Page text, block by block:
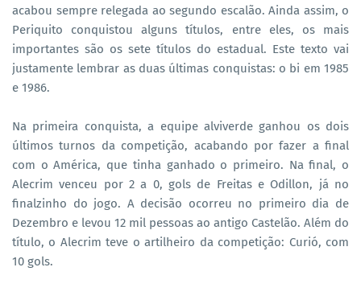
acabou sempre relegada ao segundo escalão. Ainda assim, o
Periquito conquistou alguns títulos, entre eles, os mais
importantes são os sete títulos do estadual. Este texto vai
justamente lembrar as duas últimas conquistas: o bi em 1985
e 1986.
Na primeira conquista, a equipe alviverde ganhou os dois
últimos turnos da competição, acabando por fazer a final
com o América, que tinha ganhado o primeiro. Na final, o
Alecrim venceu por 2 a 0, gols de Freitas e Odillon, já no
finalzinho do jogo. A decisão ocorreu no primeiro dia de
Dezembro e levou 12 mil pessoas ao antigo Castelão. Além do
título, o Alecrim teve o artilheiro da competição: Curió, com
10 gols.